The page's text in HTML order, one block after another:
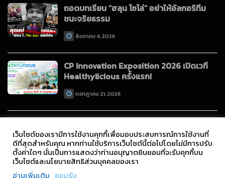
ถอดบทเรียน “ฮลุน โซโล่” อย่าให้อัลกอริทึม
ชนะจริยธรรม
สิงหาคม 4, 2026
CP Innovation Exposition 2026 เปิดเวที
Healthylicious ครั้งแรก!
กรกฎาคม 21, 2026
Copyright © 2021 All Rights Reserved.
เว็บไซต์ของเรามีการใช้งานคุกกี้เพื่อมอบประสบการณ์การใช้งานที่
ดีที่สุดสำหรับคุณ หากท่านใช้บริการเว็บไซต์นี้ต่อไปโดยไม่มีการปรับ
ตั้งค่าใดๆ นั่นเป็นการแสดงว่าท่านอนุญาตยินยอมที่จะรับคุกกี้บน
เว็บไซต์และนโยบายสิทธิส่วนบุคคลของเรา
อ่านเพิ่มเติม ยอมรับ